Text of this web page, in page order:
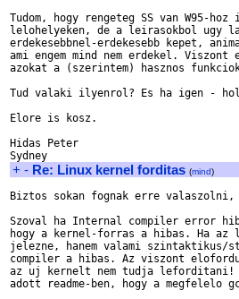
Tudom, hogy rengeteg SS van W95-
lelohelyeken, de a leirasokbol ugy
erdekesebbnel-erdekesebb kepet,
ami engem mind nem erdekel.
azokat a (szerintem) hasznos
Tud valaki ilyenrol? Es ha igen -
Elore is kosz.
Hidas Peter
+ - Re: Linux kernel forditas (mind)
Biztos sokan fognak erre
Szoval ha Internal compiler error
hogy a kernel-forras a hibas. Ha az
jelezne, hanem valami szintaktikus/
compiler a hibas. Az viszont
az uj kernelt nem tudja leforditani!
adott readme-ben, hogy a megfelelo